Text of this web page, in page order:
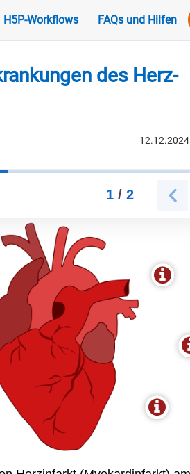
H5P-Workflows FAQs und Hilfen
des Herz-
12.12.2024